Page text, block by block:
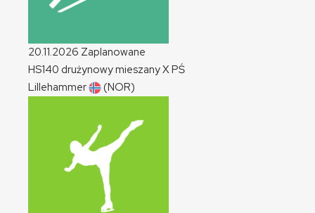
20.11.2026 Zaplanowane
HS140 drużynowy mieszanyXPŚ
Lillehammer
(NOR)